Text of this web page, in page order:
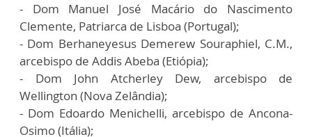
- Dom Manuel José Macário do Nascimento
Clemente, Patriarca de Lisboa (Portugal);
- Dom Berhaneyesus Demerew Souraphiel, C.M.,
arcebispo de Addis Abeba (Etiópia);
- Dom John Atcherley Dew, arcebispo de
Wellington (Nova Zelândia);
- Dom Edoardo Menichelli, arcebispo de Ancona-
Osimo (Itália);